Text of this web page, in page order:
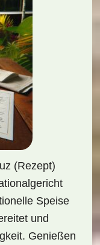
(Rezept)
Speise
und
Genießen